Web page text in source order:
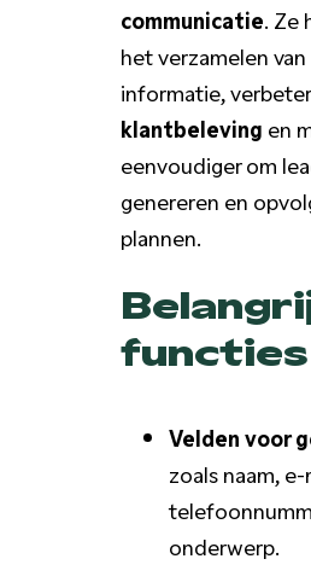
communicatie. Ze
het verzamelen
informatie,
klantbeleving en
eenvoudiger om
genereren en
plannen.
functies
Velden voor
zoals naam,
onderwerp.